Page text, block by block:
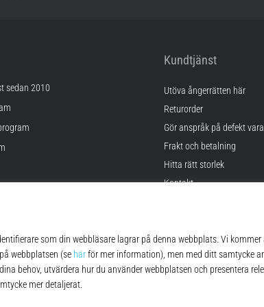
sedan 2010
Kundtjänst
Utöva ångerrätten här
Returorder
Gör anspråk på defekt vara
Frakt och betalning
Hitta rätt storlek
Kontakt